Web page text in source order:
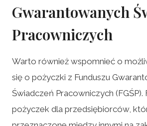
Gwarantowanych
Pracowniczych
Warto również wspomnieć o
się o pożyczki z Funduszu
Świadczeń Pracowniczych (FGŚP).
pożyczek dla przedsiębiorców,